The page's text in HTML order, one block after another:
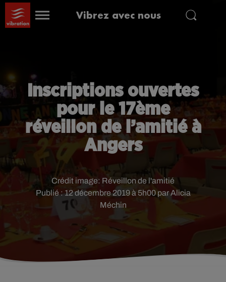
Vibrez avec nous
Inscriptions ouvertes
pour le 17ème
réveillon de l’amitié à
Angers
Publié : 12 décembre 2019 à 5h00 par Alicia
Méchin
Crédit image: Réveillon de l'amitié